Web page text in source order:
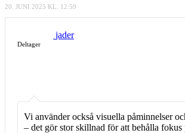
20. JUNI 2025 KL. 12:59
jader
Deltager
Vi använder också visuella påminnelser
– det gör stor skillnad för att behålla fokus